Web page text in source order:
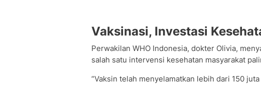
Vaksinasi, Investasi
Perwakilan WHO Indonesia, dokter Olivia,
salah satu intervensi kesehatan masyarakat
“Vaksin telah menyelamatkan lebih dari 150